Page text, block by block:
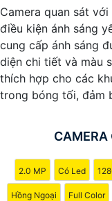
đến cho quý vị
cậy và tiết kiệm chi
Camera của
thương hiệu hàng
Với các tính năng và
không chỉchắc chắn
Nếu quý vị quan
rẻ và chuyên
sẵn lòng hỗ trợ và
Camera quan sát
điều kiện ánh sáng
cung cấp ánh sáng
diện chi tiết và màu
thích hợp cho các
trong bóng tối, đảm
CAMERA
2.0 MP Có Led
Hồng Ngoại Full Color